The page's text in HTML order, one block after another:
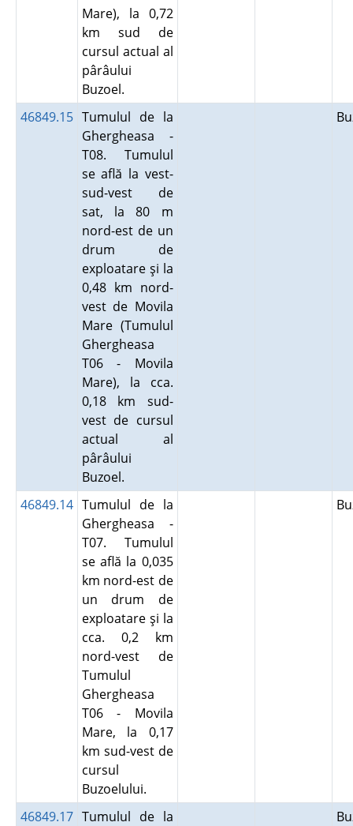
Mare), la 0,72
km sud de
cursul actual al
pârâului
Buzoel.
46849.15 Tumulul de la
Ghergheasa -
T08. Tumulul
se află la vest-
sud-vest de
sat, la 80 m
nord-est de un
drum de
exploatare şi la
0,48 km nord-
vest de Movila
Mare (Tumulul
Ghergheasa
T06 - Movila
Mare), la cca.
0,18 km sud-
vest de cursul
actual al
pârâului
Buzoel.
46849.14 Tumulul de la
Ghergheasa -
T07. Tumulul
se află la 0,035
km nord-est de
un drum de
exploatare şi la
cca. 0,2 km
nord-vest de
Tumulul
Ghergheasa
T06 - Movila
Mare, la 0,17
km sud-vest de
cursul
Buzoelului.
46849.17 Tumulul de la